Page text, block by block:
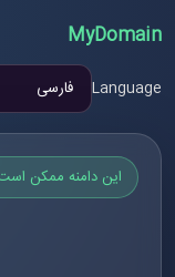
MyDomain
Language
این دامنه ممکن